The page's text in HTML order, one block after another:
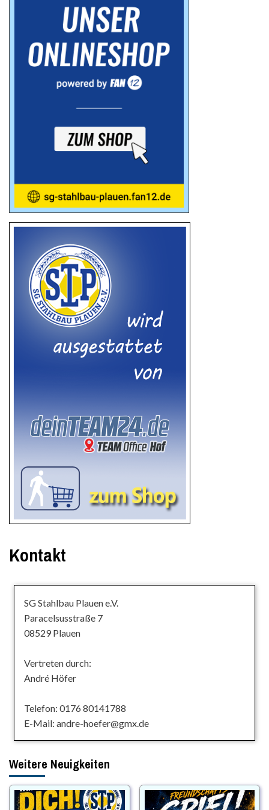
Kontakt
SG Stahlbau Plauen e.V.
Paracelsusstraße 7
08529 Plauen
Vertreten durch:
André Höfer
Telefon: 0176 80141788
E-Mail: andre-hoefer@gmx.de
Weitere Neuigkeiten